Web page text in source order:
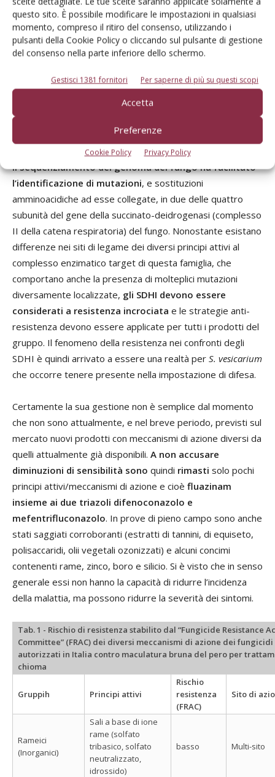
questo sito. È possibile modificare le impostazioni in qualsiasi
momento, compreso il ritiro del consenso, utilizzando i
pulsanti della Cookie Policy o cliccando sul pulsante di gestione
del consenso nella parte inferiore dello schermo.
Gestisci 1381 fornitori Per saperne di più su questi scopi
Accetta
Preferenze
Cookie Policy Privacy Policy
(Boscalid) su pero, è stato possibile controllare la
sensibilità diS. vesicariumnei confronti di questa famiglia.
Per circa 10 anni nessuno spostamento dei parametri di
sensibilità (DE50e Concentrazione Minima Inibitoria) dalla
sensibilità in frutteti commerciali sono stati verificati a
partire dal 2017 e, negli ultimi anni, il loro grado di azione,
nelle analisi di laboratorio, è diminuito in maniera
importante su una parte dei campioni analizzati.
Il sequenziamento del genoma del fungo ha facilitato
l’identificazione di mutazioni, e sostituzioni
amminoacidiche ad esse collegate, in due delle quattro
subunità del gene della succinato-deidrogenasi (complesso
II della catena respiratoria) del fungo. Nonostante esistano
differenze nei siti di legame dei diversi principi attivi al
complesso enzimatico target di questa famiglia, che
comportano anche la presenza di molteplici mutazioni
diversamente localizzate, gli SDHI devono essere
considerati a resistenza incrociata e le strategie anti-
resistenza devono essere applicate per tutti i prodotti del
gruppo. Il fenomeno della resistenza nei confronti degli
SDHI è quindi arrivato a essere una realtà per S. vesicarium
che occorre tenere presente nella impostazione di difesa.
Certamente la sua gestione non è semplice dal momento
che non sono attualmente, e nel breve periodo, previsti sul
mercato nuovi prodotti con meccanismi di azione diversi da
quelli attualmente già disponibili. A non accusare
diminuzioni di sensibilità sono quindi rimasti solo pochi
principi attivi/meccanismi di azione e cioè fluazinam
insieme ai due triazoli difenoconazolo e
mefentrifluconazolo. In prove di pieno campo sono anche
stati saggiati corroboranti (estratti di tannini, di equiseto,
polisaccaridi, olii vegetali ozonizzati) e alcuni concimi
contenenti rame, zinco, boro e silicio. Si è visto che in senso
generale essi non hanno la capacità di ridurre l’incidenza
della malattia, ma possono ridurre la severità dei sintomi.
Tab. 1 - Rischio di resistenza stabilito dal “Fungicide Resistance
Committee” (FRAC) dei diversi meccanismi di azione dei fungicidi
autorizzati in Italia contro maculatura bruna del pero per
chioma
Gruppih Principi attivi
Rischio
resistenza
(FRAC)
Sito di
Rameici
(Inorganici)
Sali a base di ione
rame (solfato
tribasico, solfato
neutralizzato,
idrossido)
basso Multi-sito